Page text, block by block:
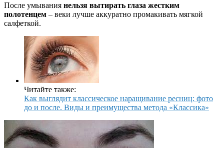
После умывания нельзя вытирать глаза жестким
полотенцем – веки лучше аккуратно промакивать мягкой
салфеткой.
Читайте также:
Как выглядит классическое наращивание ресниц: фото
до и после. Виды и преимущества метода «Классика»